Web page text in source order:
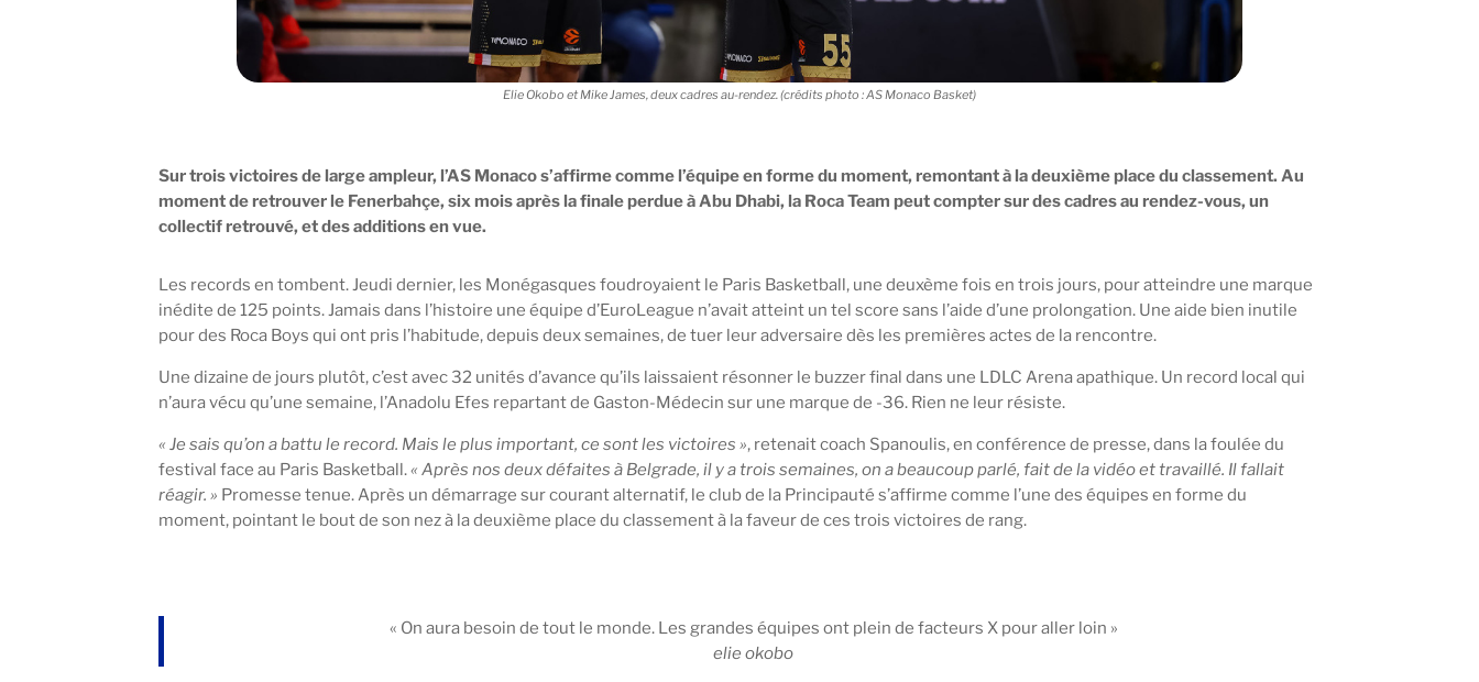
Elie Okobo et Mike James, deux cadres au-rendez. (crédits photo : AS Monaco Basket)
Sur trois victoires de large ampleur, l’AS Monaco s’affirme comme l’équipe en forme du moment, remontant à la deuxième place du classement. Au
moment de retrouver le Fenerbahçe, six mois après la finale perdue à Abu Dhabi, la Roca Team peut compter sur des cadres au rendez-vous, un
collectif retrouvé, et des additions en vue.
Les records en tombent. Jeudi dernier, les Monégasques foudroyaient le Paris Basketball, une deuxème fois en trois jours, pour atteindre une marque
inédite de 125 points. Jamais dans l’histoire une équipe d’EuroLeague n’avait atteint un tel score sans l’aide d’une prolongation. Une aide bien inutile
pour des Roca Boys qui ont pris l’habitude, depuis deux semaines, de tuer leur adversaire dès les premières actes de la rencontre.
Une dizaine de jours plutôt, c’est avec 32 unités d’avance qu’ils laissaient résonner le buzzer final dans une LDLC Arena apathique. Un record local qui
n’aura vécu qu’une semaine, l’Anadolu Efes repartant de Gaston-Médecin sur une marque de -36. Rien ne leur résiste.
« Je sais qu’on a battu le record. Mais le plus important, ce sont les victoires », retenait coach Spanoulis, en conférence de presse, dans la foulée du
festival face au Paris Basketball.« Après nos deux défaites à Belgrade, il y a trois semaines, on a beaucoup parlé, fait de la vidéo et travaillé. Il fallait
réagir. » Promesse tenue. Après un démarrage sur courant alternatif, le club de la Principauté s’affirme comme l’une des équipes en forme du
moment, pointant le bout de son nez à la deuxième place du classement à la faveur de ces trois victoires de rang.
« On aura besoin de tout le monde. Les grandes équipes ont plein de facteurs X pour aller loin »
elie okobo